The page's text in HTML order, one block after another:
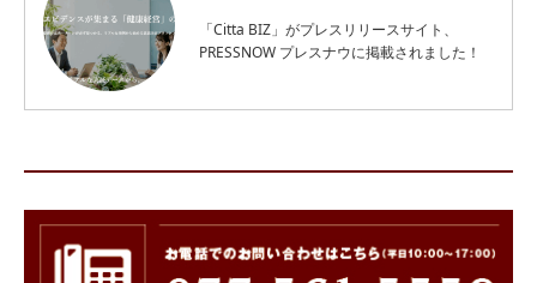
「Citta BIZ」がプレスリリースサイト、
PRESSNOW プレスナウに掲載されました！